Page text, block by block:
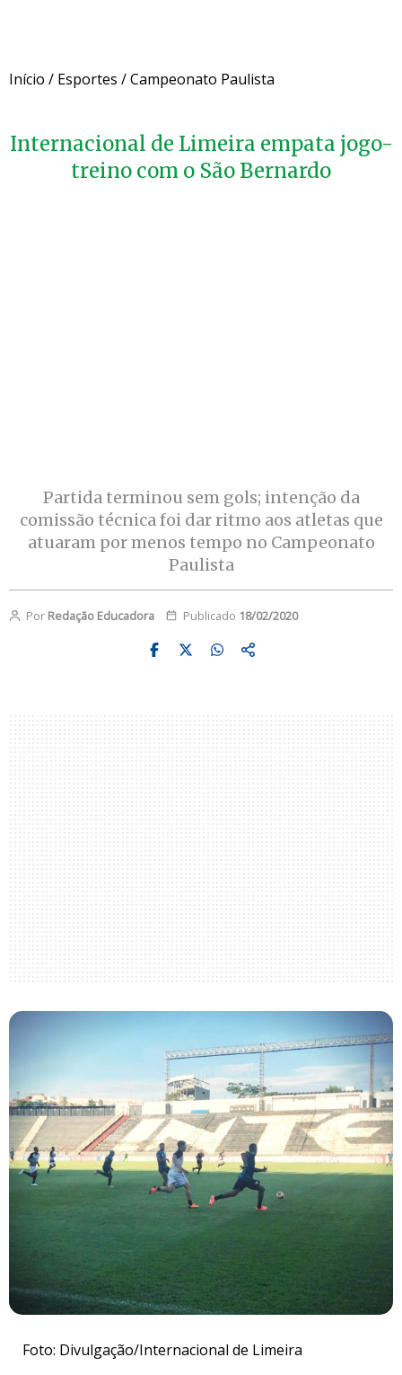
Início / Esportes /Campeonato Paulista
Internacional de Limeira empata jogo-
treino com o São Bernardo
Partida terminou sem gols; intenção da
comissão técnica foi dar ritmo aos atletas que
atuaram por menos tempo no Campeonato
Paulista
Por Redação Educadora Publicado 18/02/2020
Foto: Divulgação/Internacional de Limeira